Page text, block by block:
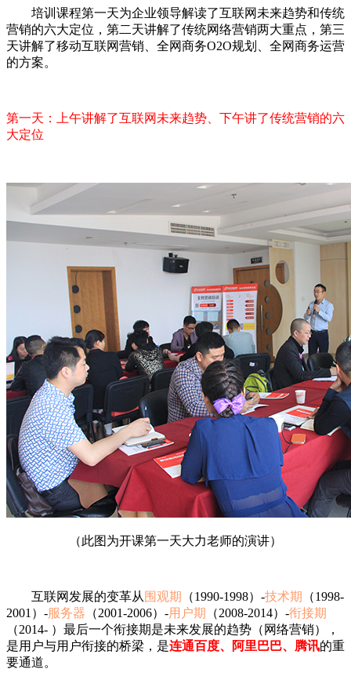
培训课程第一天为企业领导解读了互联网未来趋势和传统
营销的六大定位，第二天讲解了传统网络营销两大重点，第三
天讲解了移动互联网营销、全网商务O2O规划、全网商务运营
的方案。
第一天：上午讲解了互联网未来趋势、下午讲了传统营销的六
大定位
（此图为开课第一天大力老师的演讲）
互联网发展的变革从 围观期 （1990-1998）-技术期
（1998-
2001）-服务器 （2001-2006）-用户期 （2008-2014）-衔接期
（2014- ）最后一个衔接期是未来发展的趋势（网络营销），
是用户与用户衔接的桥梁，是连通百度、阿里巴巴、腾讯的重
要通道。